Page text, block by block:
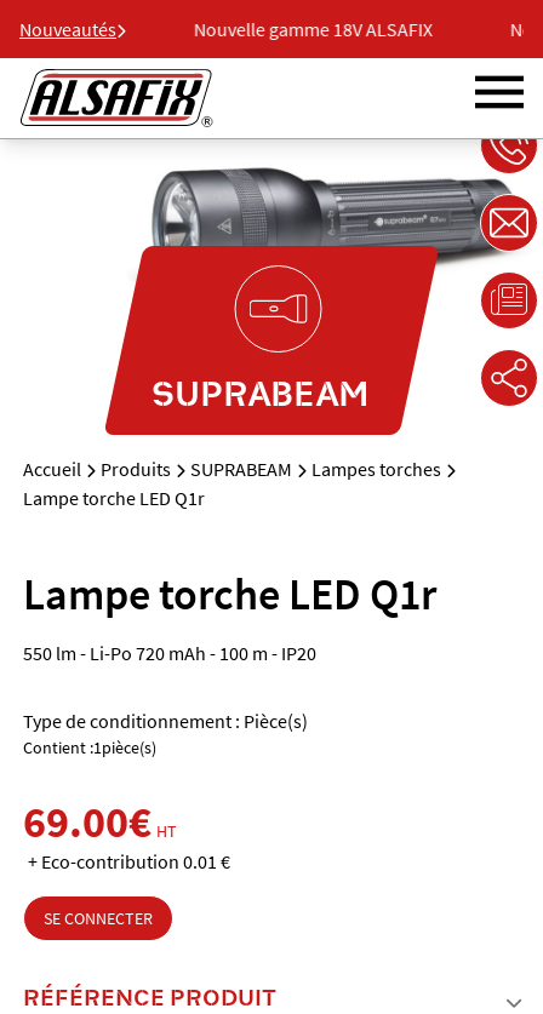
Nouveautés
ALSAFIX Nouvelle gamme 18V ALSAFIX
SUPRABEAM
Accueil Produits SUPRABEAM
Lampes torches
Lampe torche LED Q1r
Lampe torche LED Q1r
550 lm - Li-Po 720 mAh - 100 m - IP20
Type de conditionnement : Pièce(s)
Contient :1pièce(s)
69.00€ HT
+ Eco-contribution 0.01 €
SE CONNECTER
RÉFÉRENCE PRODUIT